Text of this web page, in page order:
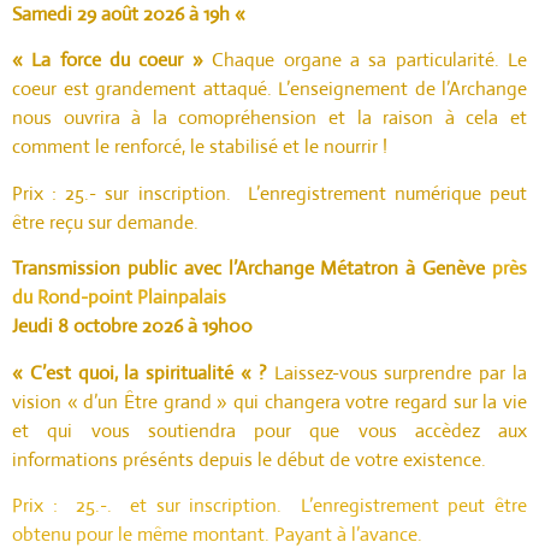
Samedi 29 août 2026 à 19h «
« La force du coeur »Chaque organe a sa particularité. Le
coeur est grandement attaqué. L’enseignement de l’Archange
nous ouvrira à la comopréhension et la raison à cela et
comment le renforcé, le stabilisé et le nourrir !
Prix : 25.- sur inscription. L’enregistrement numérique peut
être reçu sur demande.
Transmission public avec l’Archange Métatron à Genève près
du Rond-point Plainpalais
Jeudi 8 octobre 2026 à 19h00
« C’est quoi, la spiritualité « ? Laissez-vous surprendre par la
vision « d’un Être grand » qui changera votre regard sur la vie
et qui vous soutiendra pour que vous accèdez aux
informations présénts depuis le début de votre existence.
Prix : 25.-. et sur inscription. L’enregistrement peut être
obtenu pour le même montant. Payant à l’avance.